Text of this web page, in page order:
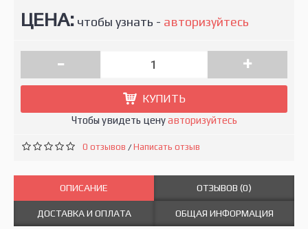
ЦЕНА: чтобы узнать - авторизуйтесь
- +
КУПИТЬ
Чтобы увидеть ценуавторизуйтесь
0 отзывов /Написать отзыв
ОПИСАНИЕ ОТЗЫВОВ (0)
ДОСТАВКА И ОПЛАТА ОБЩАЯ ИНФОРМАЦИЯ